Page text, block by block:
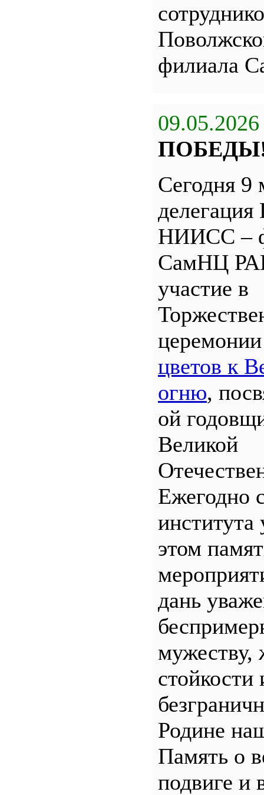
филиала
09.05.2026
Сегодня 9
НИИСС –
СамНЦ
участие в
цветов к
огню,
ой
Великой
Ежегодно
института
этом
дань
мужеству,
стойкости
Родине
Память о
подвиге и